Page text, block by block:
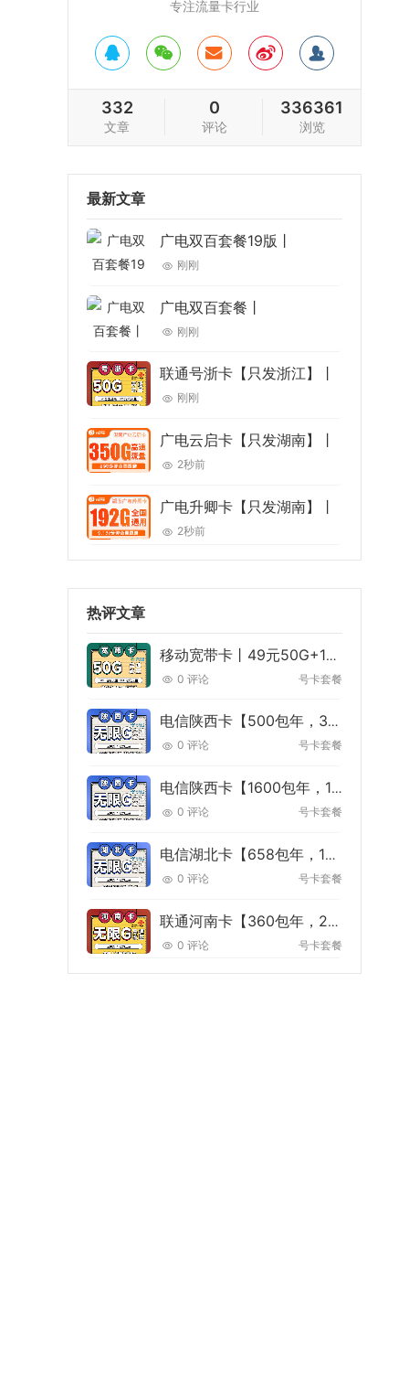
专注流量卡行业
332
文章
0
评论
336361
浏览
最新文章
广电双百套餐19版丨
刚刚
广电双百套餐丨
刚刚
联通号浙卡【只发浙江】丨
刚刚
广电云启卡【只发湖南】丨
2秒前
广电升卿卡【只发湖南】丨
2秒前
热评文章
移动宽带卡丨49元50G+100分钟+免费宽带
0 评论 号卡套餐
电信陕西卡【500包年，300M宽带】丨500/年单宽带300M
0 评论 号卡套餐
电信陕西卡【1600包年，1000M宽带】丨1600/年单宽带1000M
0 评论 号卡套餐
电信湖北卡【658包年，100M宽带】丨658/年单宽带100M
0 评论 号卡套餐
联通河南卡【360包年，200M宽带】丨360/年单宽带200M
0 评论 号卡套餐